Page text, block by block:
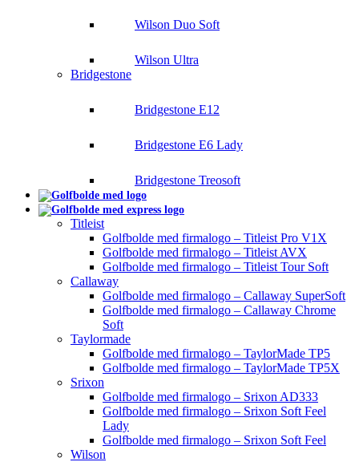
Wilson Duo Soft
Wilson Ultra
Bridgestone
Bridgestone E12
Bridgestone E6 Lady
Bridgestone Treosoft
Titleist
Golfbolde med firmalogo – Titleist Pro V1X
Golfbolde med firmalogo – Titleist AVX
Golfbolde med firmalogo – Titleist Tour Soft
Callaway
Golfbolde med firmalogo – Callaway SuperSoft
Golfbolde med firmalogo – Callaway Chrome
Soft
Taylormade
Golfbolde med firmalogo – TaylorMade TP5
Golfbolde med firmalogo – TaylorMade TP5X
Srixon
Golfbolde med firmalogo – Srixon AD333
Golfbolde med firmalogo – Srixon Soft Feel
Lady
Golfbolde med firmalogo – Srixon Soft Feel
Wilson